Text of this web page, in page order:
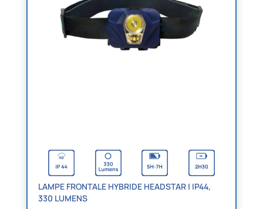
LAMPE FRONTALE HYBRIDE HEADSTAR | IP44,
330 LUMENS